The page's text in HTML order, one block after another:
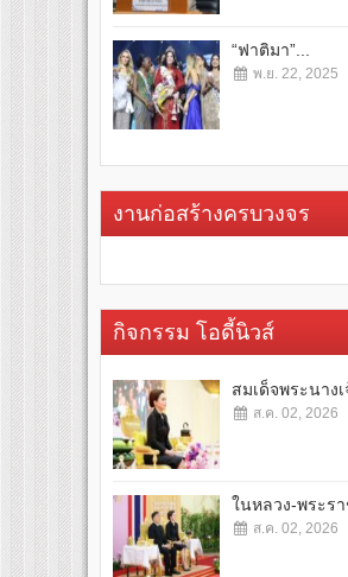
“ฟาติมา”...
พ.ย. 22, 2025
งานก่อสร้างครบวงจร
กิจกรรม โอดี้นิวส์
สมเด็จพระนาง
ส.ค. 02, 2026
ในหลวง-พระร
ส.ค. 02, 2026